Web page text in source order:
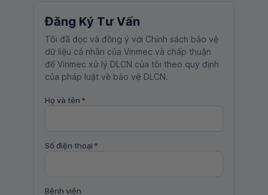
Đăng Ký Tư Vấn
Tôi đã đọc và đồng ý với Chính sách bảo vệ
dữ liệu cá nhân của Vinmec và chấp thuận
để Vinmec xử lý DLCN của tôi theo quy định
của pháp luật về bảo vệ DLCN.
Họ và tên *
Số điện thoại *
Bệnh viện